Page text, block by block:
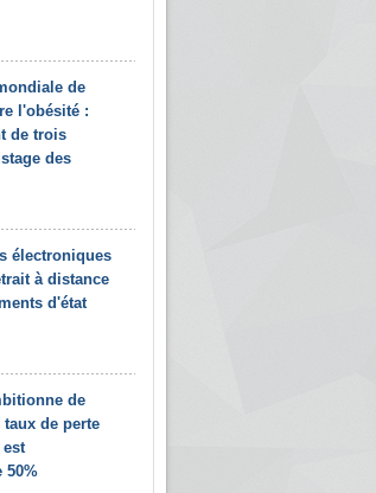
de
l'obésité :
de trois
des
électroniques
à distance
d'état
de
de perte
est
50%